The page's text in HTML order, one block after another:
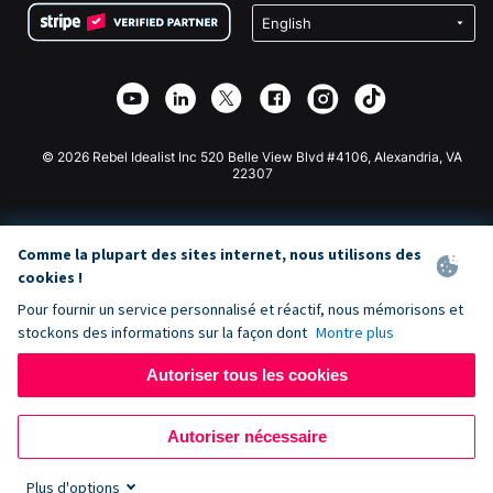
Confidentialité
Partenariat d'affiliation
Bibliothèque
Collecte de fonds caritative
Plugin de don Wix
Application de don Webflow
Don Joomla
© 2026 Rebel Idealist Inc 520 Belle View Blvd #4106, Alexandria, VA
22307
Comme la plupart des sites internet, nous utilisons des
cookies !
Pour fournir un service personnalisé et réactif, nous mémorisons et
stockons des informations sur la façon dont Montre plus
Autoriser tous les cookies
Autoriser nécessaire
Plus d'options